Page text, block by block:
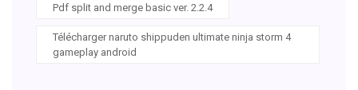
Pdf split and merge basic ver. 2.2.4
Télécharger naruto shippuden ultimate ninja storm 4
gameplay android